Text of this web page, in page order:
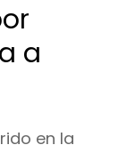
a
en la